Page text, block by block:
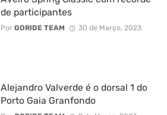
de participantes
Por GORIDE TEAM 30 de Março, 2023
Alejandro Valverde é o dorsal 1 do
Porto Gaia Granfondo